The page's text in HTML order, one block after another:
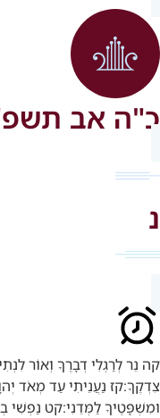
כ"ה אב תשפ"ו (08/
נ
קה נֵר לְרַגְלִי דְבָרֶךָ וְאוֹר
צִדְקֶךָ:קז נַעֲנֵיתִי עַד מְאֹד
וּמִשְׁפָּטֶיךָ לַמְּדֵנִי:קט נַפְשִׁי